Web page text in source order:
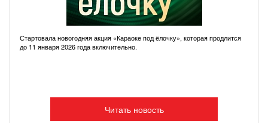
Стартовала новогодняя акция «Караоке под ёлочку», которая продлится
до 11 января 2026 года включительно.
Читать новость